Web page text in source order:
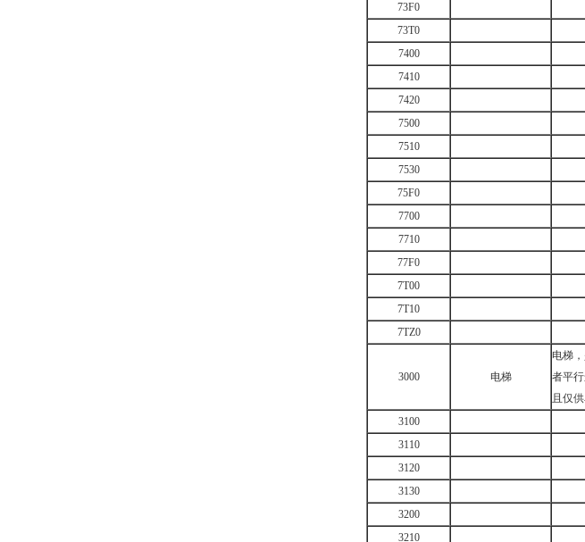
73F0
73T0
7400
7410
7420
7500
7510
7530
75F0
7700
7710
77F0
7T00
7T10
7TZ0
3000 电梯
电梯
者平
且仅
3100
3110
3120
3130
3200
3210